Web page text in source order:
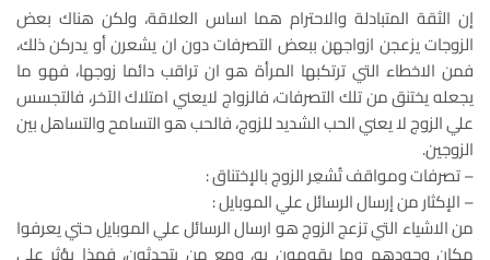
إن الثقة المتبادلة والاحترام هما اساس العلاقة، ولكن هناك بعض
الزوجات يزعجن ازواجهن ببعض التصرفات دون ان يشعرن أو يدركن ذلك،
فمن الاخطاء التي ترتكبها المرأة هو ان تراقب دائما زوجها، فهو ما
يجعله يختنق من تلك التصرفات، فالزواج لايعني امتلاك الآخر، فالتجسس
علي الزوج لا يعني الحب الشديد للزوج، فالحب هو التسامح والتساهل بين
الزوجين.
– تصرفات ومواقف تُشعِر الزوج بالإختناق :
– الإكثار من إرسال الرسائل علي الموبايل :
من الاشياء التي تزعج الزوج هو ارسال الرسائل علي الموبايل حتي يعرفوا
مكان وجودهم وما يقومون به، ومع من يتحدثون، فهذا يؤثر علي